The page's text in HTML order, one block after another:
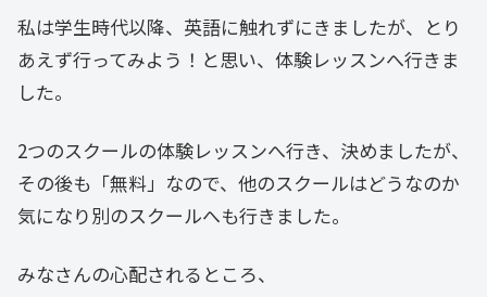
私は学生時代以降、英語に触れずにきましたが、とり
あえず行ってみよう！と思い、体験レッスンへ行きま
した。
2つのスクールの体験レッスンへ行き、決めましたが、
その後も「無料」なので、他のスクールはどうなのか
気になり別のスクールへも行きました。
みなさんの心配されるところ、